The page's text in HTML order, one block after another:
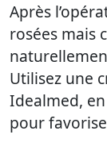
Après
rosées mais
Utilisez une
Idealmed,
pour